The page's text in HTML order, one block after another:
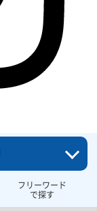
フリーワード
で探す